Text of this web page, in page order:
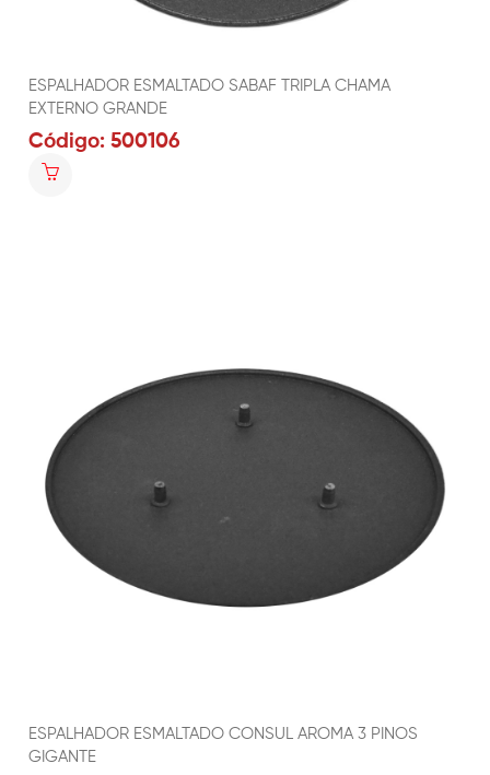
ESPALHADOR ESMALTADO SABAF TRIPLA CHAMA
EXTERNO GRANDE
Código: 500106
ESPALHADOR ESMALTADO CONSUL AROMA 3 PINOS
GIGANTE